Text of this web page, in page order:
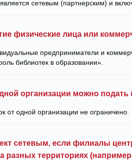
сетевым (партнерским) и
физические лица или
предприниматели и
библиотек в образовании».
организации можно подать
от одной организации не ограничено.
сетевым, если филиалы
разных территориях